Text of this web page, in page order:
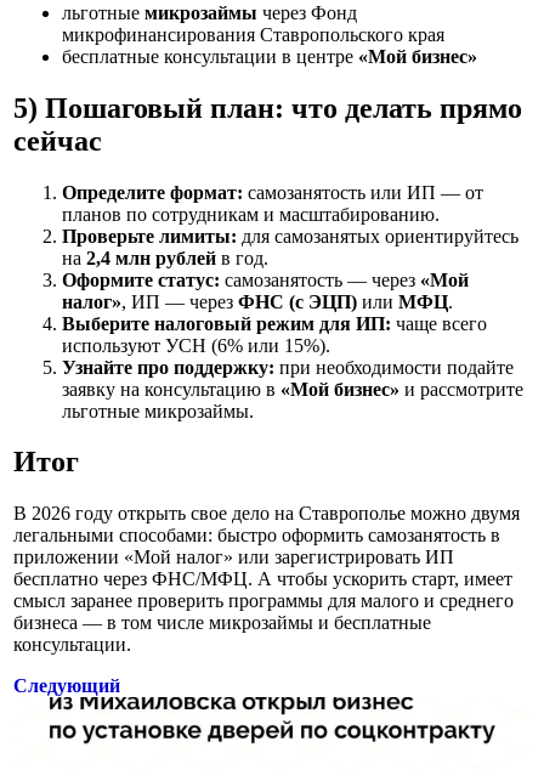
льготные микрозаймы через Фонд
микрофинансирования Ставропольского края
бесплатные консультации в центре «Мой бизнес»
5) Пошаговый план: что делать прямо
сейчас
Определите формат: самозанятость или ИП — от
планов по сотрудникам и масштабированию.
Проверьте лимиты: для самозанятых ориентируйтесь
на 2,4 млн рублей в год.
Оформите статус: самозанятость — через «Мой
налог», ИП — через ФНС (с ЭЦП) или МФЦ.
Выберите налоговый режим для ИП: чаще всего
используют УСН (6% или 15%).
Узнайте про поддержку: при необходимости подайте
заявку на консультацию в «Мой бизнес» и рассмотрите
льготные микрозаймы.
Итог
В 2026 году открыть свое дело на Ставрополье можно двумя
легальными способами: быстро оформить самозанятость в
приложении «Мой налог» или зарегистрировать ИП
бесплатно через ФНС/МФЦ. А чтобы ускорить старт, имеет
смысл заранее проверить программы для малого и среднего
бизнеса — в том числе микрозаймы и бесплатные
консультации.
Следующий